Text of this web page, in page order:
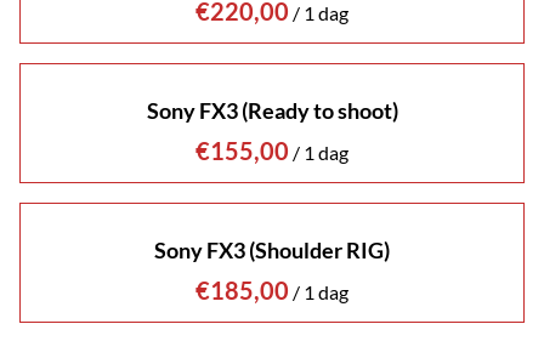
/
Sony FX3 (Ready to shoot)
/
Sony FX3 (Shoulder RIG)
/